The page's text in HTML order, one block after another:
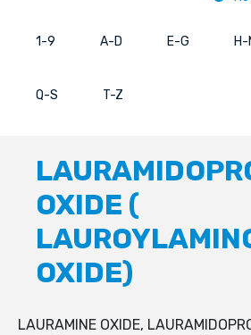
1-9 A-D E-G H-
Q-S T-Z
OXIDE (
OXIDE)
LAURAMINE OXIDE,